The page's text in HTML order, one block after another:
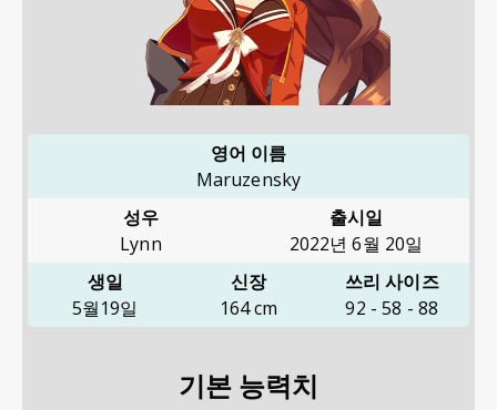
영어 이름
Maruzensky
성우
Lynn
출시일
2022년 6월 20일
생일
5월19일
신장
164cm
쓰리 사이즈
92 -58 - 88
기본 능력치